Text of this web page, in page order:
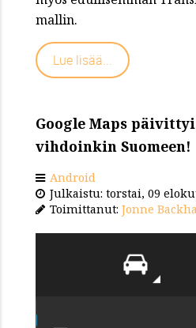
mallin.
Lue lisää...
Google Maps
vihdoinkin Suomeen!
Android
Julkaistu: torstai, 09
Toimittanut: Jonne